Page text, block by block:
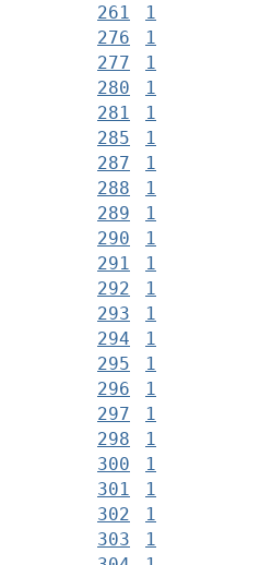
261
1
276
1
277
1
280
1
281
1
285
1
287
1
288
1
289
1
290
1
291
1
292
1
293
1
294
1
295
1
296
1
297
1
298
1
300
1
301
1
302
1
303
1